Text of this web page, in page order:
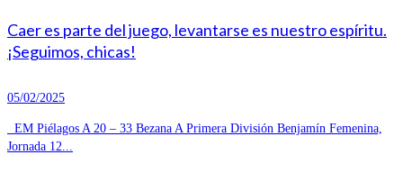
Caer es parte del juego, levantarse es nuestro espíritu.
¡Seguimos, chicas!
05/02/2025
EM Piélagos A 20 – 33 Bezana A Primera División Benjamín Femenina,
Jornada 12...